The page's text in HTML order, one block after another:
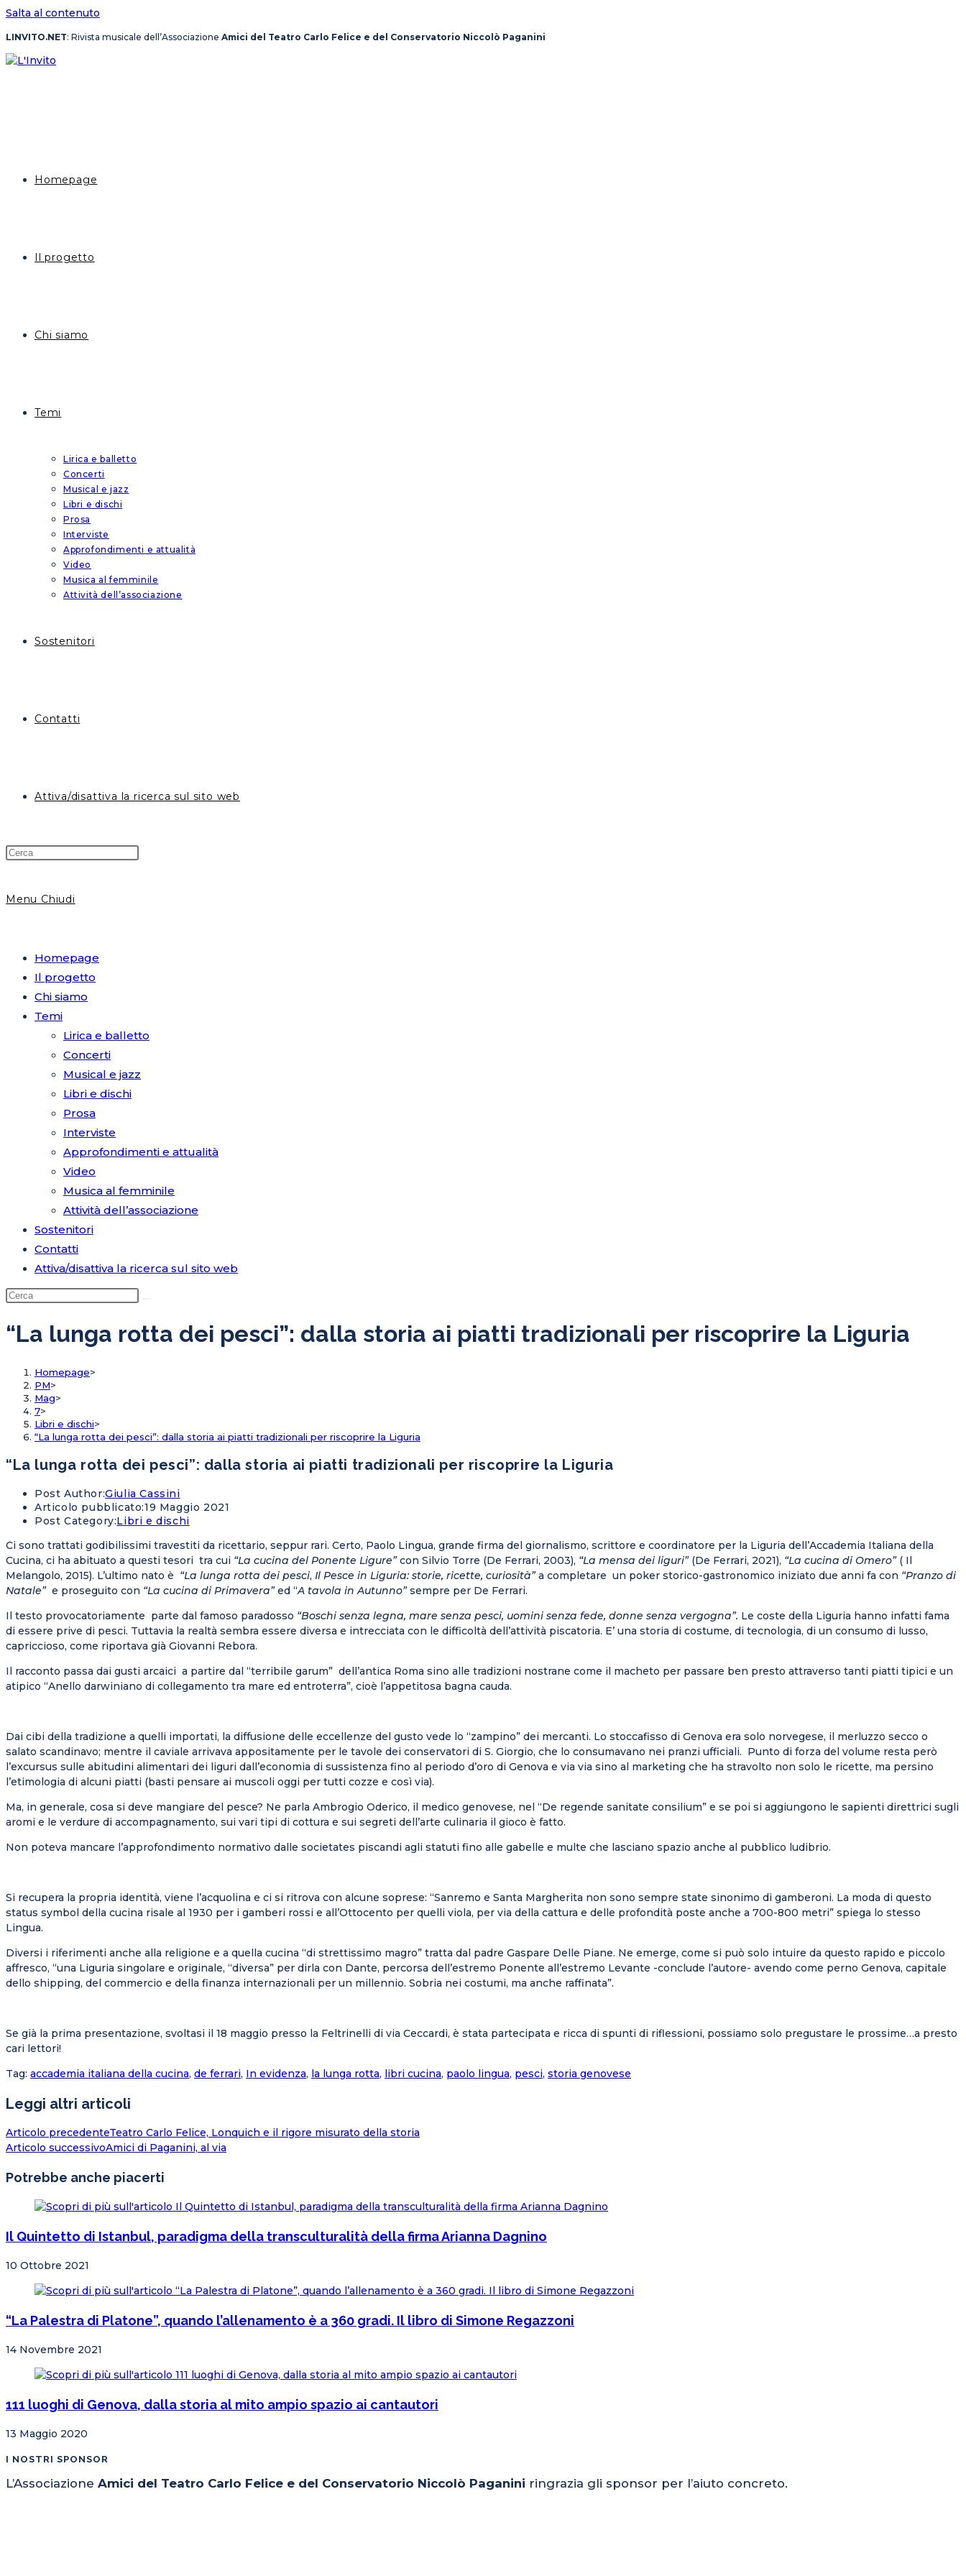
Salta al contenuto
LINVITO.NET: Rivista musicale dell’Associazione Amici del Teatro Carlo Felice e del Conservatorio Niccolò Paganini
Homepage
Il progetto
Chi siamo
Temi
Lirica e balletto
Concerti
Musical e jazz
Libri e dischi
Prosa
Interviste
Approfondimenti e attualità
Video
Musica al femminile
Attività dell’associazione
Sostenitori
Contatti
Attiva/disattiva la ricerca sul sito web
Menu Chiudi
Homepage
Il progetto
Chi siamo
Temi
Lirica e balletto
Concerti
Musical e jazz
Libri e dischi
Prosa
Interviste
Approfondimenti e attualità
Video
Musica al femminile
Attività dell’associazione
Sostenitori
Contatti
Attiva/disattiva la ricerca sul sito web
“La lunga rotta dei pesci”: dalla storia ai piatti tradizionali per riscoprire la Liguria
Homepage>
PM>
Mag>
7>
Libri e dischi>
“La lunga rotta dei pesci”: dalla storia ai piatti tradizionali per riscoprire la Liguria
“La lunga rotta dei pesci”: dalla storia ai piatti tradizionali per riscoprire la Liguria
Post Author:Giulia Cassini
Articolo pubblicato:19 Maggio 2021
Post Category:Libri e dischi
Ci sono trattati godibilissimi travestiti da ricettario, seppur rari. Certo, Paolo Lingua, grande firma del giornalismo, scrittore e coordinatore per la Liguria dell’Accademia Italiana della
Cucina, ci ha abituato a questi tesori tra cui “La cucina del Ponente Ligure”con Silvio Torre (De Ferrari, 2003), “La mensa dei liguri”(De Ferrari, 2021), “La cucina di Omero”( Il
Melangolo, 2015). L’ultimo nato è “La lunga rotta dei pesci, Il Pesce in Liguria: storie, ricette, curiosità”a completare un poker storico-gastronomico iniziato due anni fa con “Pranzo di
Natale” e proseguito con “La cucina di Primavera”ed “A tavola in Autunno”sempre per De Ferrari.
Il testo provocatoriamente parte dal famoso paradosso “Boschi senza legna, mare senza pesci, uomini senza fede, donne senza vergogna”. Le coste della Liguria hanno infatti fama
di essere prive di pesci. Tuttavia la realtà sembra essere diversa e intrecciata con le difficoltà dell’attività piscatoria. E’ una storia di costume, di tecnologia, di un consumo di lusso,
capriccioso, come riportava già Giovanni Rebora.
Il racconto passa dai gusti arcaici a partire dal “terribile garum” dell’antica Roma sino alle tradizioni nostrane come il macheto per passare ben presto attraverso tanti piatti tipici e un
atipico “Anello darwiniano di collegamento tra mare ed entroterra”, cioè l’appetitosa bagna cauda.
Dai cibi della tradizione a quelli importati, la diffusione delle eccellenze del gusto vede lo “zampino” dei mercanti. Lo stoccafisso di Genova era solo norvegese, il merluzzo secco o
salato scandinavo; mentre il caviale arrivava appositamente per le tavole dei conservatori di S. Giorgio, che lo consumavano nei pranzi ufficiali. Punto di forza del volume resta però
l’excursus sulle abitudini alimentari dei liguri dall’economia di sussistenza fino al periodo d’oro di Genova e via via sino al marketing che ha stravolto non solo le ricette, ma persino
l’etimologia di alcuni piatti (basti pensare ai muscoli oggi per tutti cozze e così via).
Ma, in generale, cosa si deve mangiare del pesce? Ne parla Ambrogio Oderico, il medico genovese, nel “De regende sanitate consilium” e se poi si aggiungono le sapienti direttrici sugli
aromi e le verdure di accompagnamento, sui vari tipi di cottura e sui segreti dell’arte culinaria il gioco è fatto.
Non poteva mancare l’approfondimento normativo dalle societates piscandi agli statuti fino alle gabelle e multe che lasciano spazio anche al pubblico ludibrio.
Si recupera la propria identità, viene l’acquolina e ci si ritrova con alcune soprese: “Sanremo e Santa Margherita non sono sempre state sinonimo di gamberoni. La moda di questo
status symbol della cucina risale al 1930 per i gamberi rossi e all’Ottocento per quelli viola, per via della cattura e delle profondità poste anche a 700-800 metri” spiega lo stesso
Lingua.
Diversi i riferimenti anche alla religione e a quella cucina “di strettissimo magro” tratta dal padre Gaspare Delle Piane. Ne emerge, come si può solo intuire da questo rapido e piccolo
affresco, “una Liguria singolare e originale, “diversa” per dirla con Dante, percorsa dell’estremo Ponente all’estremo Levante -conclude l’autore- avendo come perno Genova, capitale
dello shipping, del commercio e della finanza internazionali per un millennio. Sobria nei costumi, ma anche raffinata”.
Se già la prima presentazione, svoltasi il 18 maggio presso la Feltrinelli di via Ceccardi, è stata partecipata e ricca di spunti di riflessioni, possiamo solo pregustare le prossime…a presto
cari lettori!
Tag: accademia italiana della cucina, de ferrari, In evidenza, la lunga rotta, libri cucina, paolo lingua, pesci, storia genovese
Leggi altri articoli
Articolo precedenteTeatro Carlo Felice, Lonquich e il rigore misurato della storia
Articolo successivoAmici di Paganini, al via
Potrebbe anche piacerti
Il Quintetto di Istanbul, paradigma della transculturalità della firma Arianna Dagnino
10 Ottobre 2021
“La Palestra di Platone”, quando l’allenamento è a 360 gradi. Il libro di Simone Regazzoni
14 Novembre 2021
111 luoghi di Genova, dalla storia al mito ampio spazio ai cantautori
13 Maggio 2020
I NOSTRI SPONSOR
L’Associazione Amici del Teatro Carlo Felice e del Conservatorio Niccolò Paganini ringrazia gli sponsor per l’aiuto concreto.